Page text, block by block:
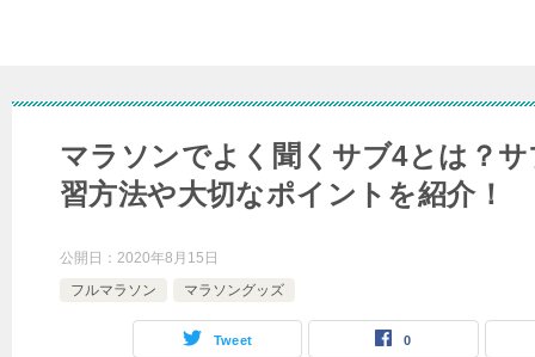
マラソンでよく聞くサブ4とは？
習方法や大切なポイントを紹介！
公開日： 2020年8月15日
フルマラソン
マラソングッズ
Tweet 0